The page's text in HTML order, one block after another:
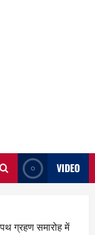
VIDEO
ग्रहण समारोह में